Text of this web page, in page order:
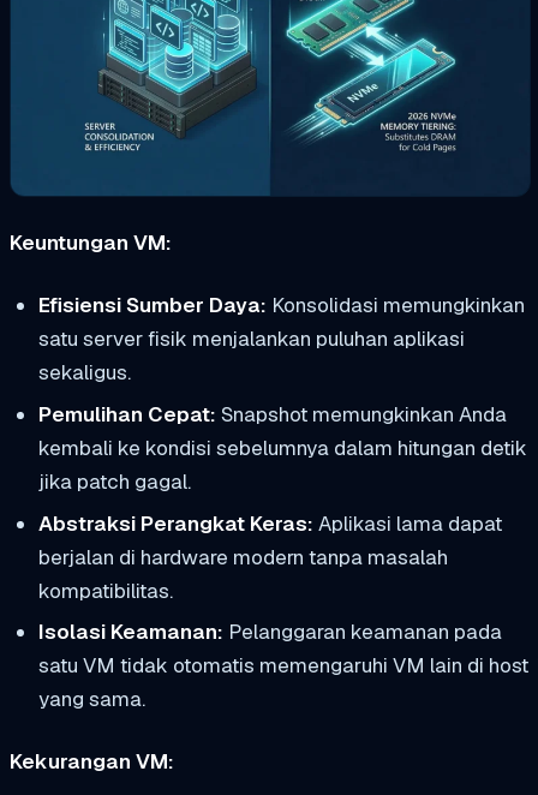
Keuntungan VM:
Efisiensi Sumber Daya: Konsolidasi memungkinkan
satu server fisik menjalankan puluhan aplikasi
sekaligus.
Pemulihan Cepat: Snapshot memungkinkan Anda
kembali ke kondisi sebelumnya dalam hitungan detik
jika patch gagal.
Abstraksi Perangkat Keras: Aplikasi lama dapat
berjalan di hardware modern tanpa masalah
kompatibilitas.
Isolasi Keamanan: Pelanggaran keamanan pada
satu VM tidak otomatis memengaruhi VM lain di host
yang sama.
Kekurangan VM: